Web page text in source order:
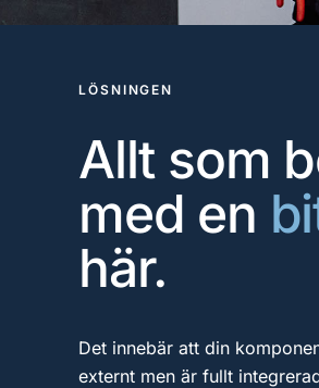
LÖSNINGEN
Allt som
med en
här.
Det innebär att din
externt men är fullt